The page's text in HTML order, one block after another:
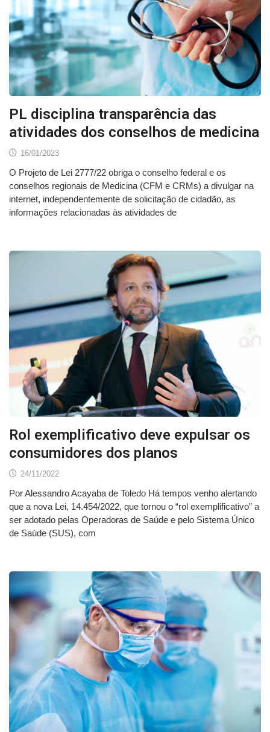
PL disciplina transparência das
atividades dos conselhos de medicina
16/01/2023
O Projeto de Lei 2777/22 obriga o conselho federal e os
conselhos regionais de Medicina (CFM e CRMs) a divulgar na
internet, independentemente de solicitação de cidadão, as
informações relacionadas às atividades de
Rol exemplificativo deve expulsar os
consumidores dos planos
24/11/2022
Por Alessandro Acayaba de Toledo Há tempos venho alertando
que a nova Lei, 14.454/2022, que tornou o “rol exemplificativo” a
ser adotado pelas Operadoras de Saúde e pelo Sistema Único
de Saúde (SUS), com